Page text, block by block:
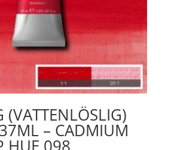
(VATTENLÖSLIG)
– CADMIUM